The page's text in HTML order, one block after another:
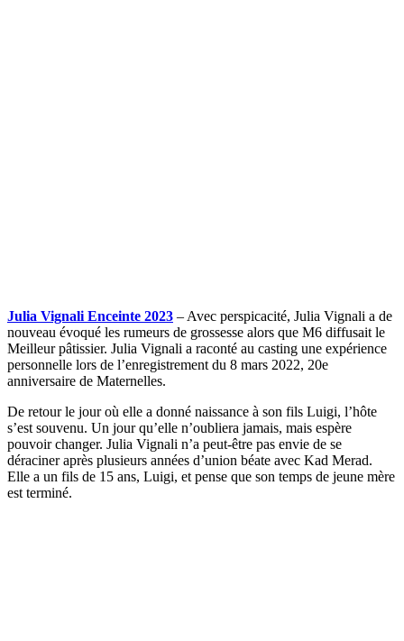
Julia Vignali Enceinte 2023 – Avec perspicacité, Julia Vignali a de
nouveau évoqué les rumeurs de grossesse alors que M6 diffusait le
Meilleur pâtissier. Julia Vignali a raconté au casting une expérience
personnelle lors de l’enregistrement du 8 mars 2022, 20e
anniversaire de Maternelles.
De retour le jour où elle a donné naissance à son fils Luigi, l’hôte
s’est souvenu. Un jour qu’elle n’oubliera jamais, mais espère
pouvoir changer. Julia Vignali n’a peut-être pas envie de se
déraciner après plusieurs années d’union béate avec Kad Merad.
Elle a un fils de 15 ans, Luigi, et pense que son temps de jeune mère
est terminé.